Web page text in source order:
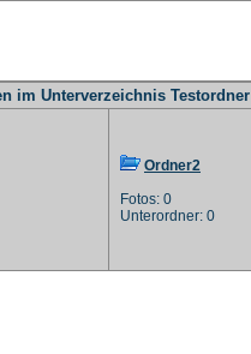
im Unterverzeichnis Testordner
Ordner2
Fotos: 0
Unterordner: 0